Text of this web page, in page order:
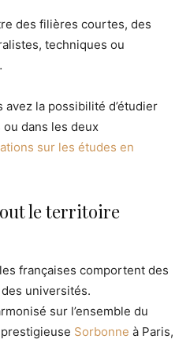
des filières courtes, des
techniques ou
la possibilité d’étudier
dans les deux
sur les études en
le territoire
françaises comportent des
universités.
sur l’ensemble du
Sorbonne à Paris,